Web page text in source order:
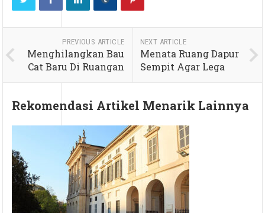
PREVIOUS ARTICLE
Menghilangkan Bau
Cat Baru Di Ruangan
NEXT ARTICLE
Menata Ruang Dapur
Sempit Agar Lega
Rekomendasi Artikel Menarik Lainnya